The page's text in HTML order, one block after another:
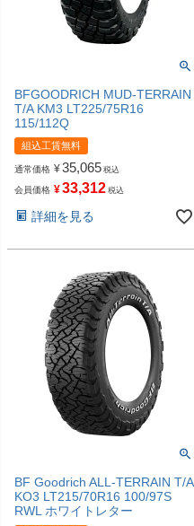
BFGOODRICH MUD-TERRAIN
T/A KM3 LT225/75R16
115/112Q
組込工賃無料
通常価格 ¥35,065 税込
会員価格 ¥33,312 税込
詳細を見る
BF Goodrich ALL-TERRAIN T/A
KO3 LT215/70R16 100/97S
RWL ホワイトレター